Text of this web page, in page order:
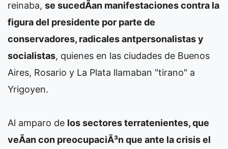
reinaba, se sucedÃ­an manifestaciones contra la
figura del presidente por parte de
conservadores, radicales antpersonalistas y
socialistas, quienes en las ciudades de Buenos
Aires, Rosario y La Plata llamaban "tirano" a
Yrigoyen.
Al amparo de los sectores terratenientes, que
veÃ­an con preocupaciÃ³n que ante la crisis el